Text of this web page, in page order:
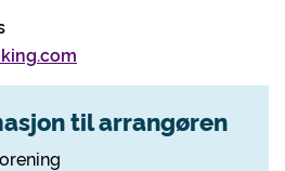
til arrangøren